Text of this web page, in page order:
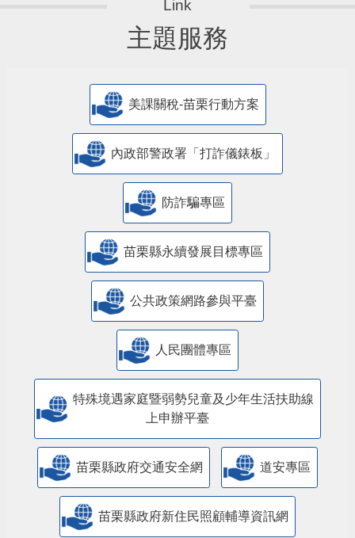
主題服務
美課關稅-苗栗行動方案
內政部警政署「打詐儀錶板」
防詐騙專區
苗栗縣永續發展目標專區
公共政策網路參與平臺
人民團體專區
特殊境遇家庭暨弱勢兒童及少年生活扶助線
上申辦平臺
苗栗縣政府交通安全網 道安專區
苗栗縣政府新住民照顧輔導資訊網